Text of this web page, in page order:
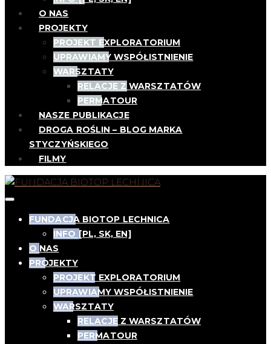
O NAS
PROJEKTY
PROJEKT EXPLORATORIUM
UPRAWIAMY WSPÓŁISTNIENIE
WARSZTATY
RELACJE Z WARSZTATÓW
PERMATOUR
NASZE PUBLIKACJE
DROGA ROŚLIN – BLOG MARKA
STYCZYŃSKIEGO
FILMY
FUNDACJA BIOTOP LECHNICA
INFO [PL, SK, EN]
O NAS
PROJEKTY
PROJEKT EXPLORATORIUM
UPRAWIAMY WSPÓŁISTNIENIE
WARSZTATY
RELACJE Z WARSZTATÓW
PERMATOUR